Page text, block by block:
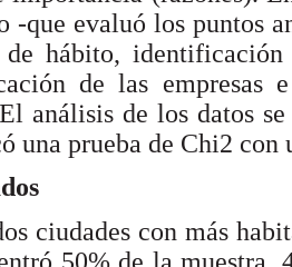
-que evaluó los puntos
de hábito,
de las empresas
análisis de los datos
una prueba de Chi2
ciudades con más